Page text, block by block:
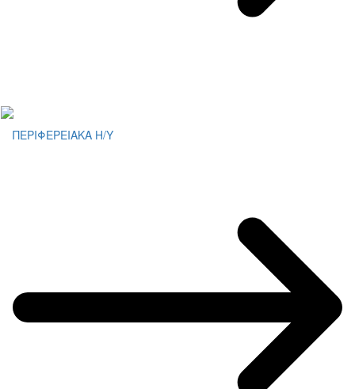
ΠΕΡΙΦΕΡΕΙΑΚΑ Η/Υ